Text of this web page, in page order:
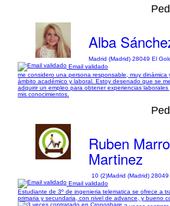
Alba
Madrid (Madrid) 28049 El
Email validado
me considero una persona responsable, muy
ámbito académico y laboral. Estoy desenado que se
adquirir un empleo para obtener experiencias
mis conocimientos.
Ruben
Martinez
10 (2)Madrid (Madrid)
Email validado
Estudiante de 3º de ingenieria telematica se ofrece a
primaria y secundaria, con nivel de advance, y bueno